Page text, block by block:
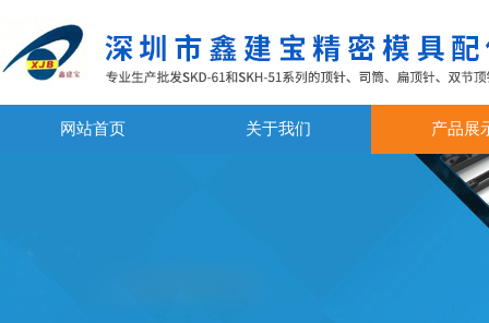
网站首页 关于我们 产品展